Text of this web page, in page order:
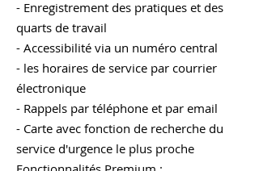
Vorbereitung)
❌ Zahlung der Notdienstgebühr
während des Anrufs (geplant)
- Enregistrement des pratiques et des
quarts de travail
- Accessibilité via un numéro central
- les horaires de service par courrier
électronique
- Rappels par téléphone et par email
- Carte avec fonction de recherche du
service d'urgence le plus proche